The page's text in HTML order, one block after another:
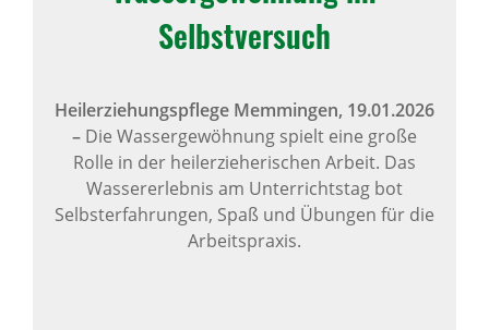
Selbstversuch
Heilerziehungspflege Memmingen, 19.01.2026
– Die Wassergewöhnung spielt eine große
Rolle in der heilerzieherischen Arbeit. Das
Wassererlebnis am Unterrichtstag bot
Selbsterfahrungen, Spaß und Übungen für die
Arbeitspraxis.